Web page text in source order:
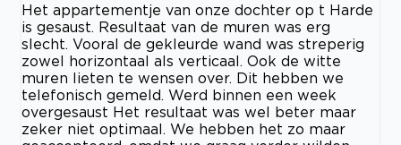
Het appartementje van onze dochter op t Harde
is gesaust. Resultaat van de muren was erg
slecht. Vooral de gekleurde wand was streperig
zowel horizontaal als verticaal. Ook de witte
muren lieten te wensen over. Dit hebben we
telefonisch gemeld. Werd binnen een week
overgesaust Het resultaat was wel beter maar
zeker niet optimaal. We hebben het zo maar